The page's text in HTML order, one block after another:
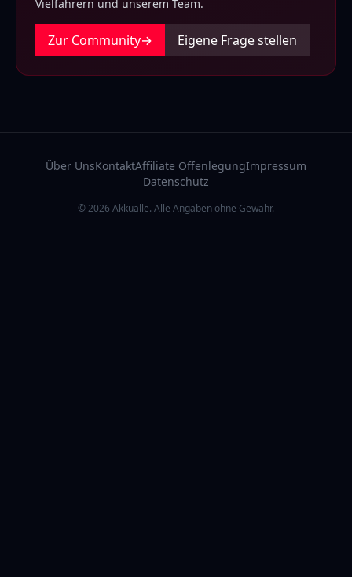
Vielfahrern und unserem Team.
Zur Community→ Eigene Frage stellen
Über UnsKontaktAffiliate OffenlegungImpressum
Datenschutz
© 2026 Akkualle. Alle Angaben ohne Gewähr.